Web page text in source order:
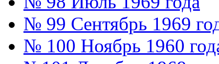
№ 99 Сентябрь 1969
№ 100 Ноябрь 1960